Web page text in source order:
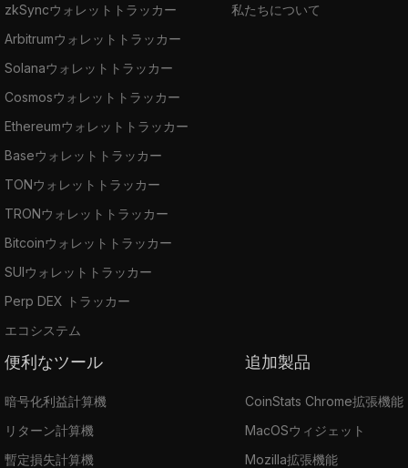
zkSyncウォレットトラッカー
Arbitrumウォレットトラッカー
Solanaウォレットトラッカー
Cosmosウォレットトラッカー
Ethereumウォレットトラッカー
Baseウォレットトラッカー
TONウォレットトラッカー
TRONウォレットトラッカー
Bitcoinウォレットトラッカー
SUIウォレットトラッカー
Perp DEX トラッカー
エコシステム
私たちについて
便利なツール
暗号化利益計算機
リターン計算機
暫定損失計算機
追加製品
CoinStats Chrome拡張機能
MacOSウィジェット
Mozilla拡張機能